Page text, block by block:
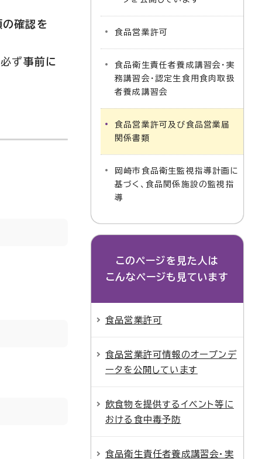
確認を
ず事前に
食品営業許可
食品衛生責任者養成講習会・実
務講習会・認定生食用食肉取扱
者養成講習会
食品営業許可及び食品営業届
関係書類
岡崎市食品衛生監視指導計画に
基づく、食品関係施設の監視指
導
このページを見た人は
こんなページも見ています
食品営業許可
食品営業許可情報のオープンデ
ータを公開しています
飲食物を提供するイベント等に
おける食中毒予防
食品衛生責任者養成講習会・実